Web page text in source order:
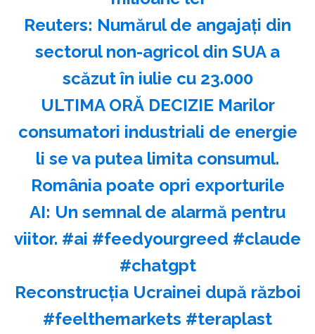
Reuters: Numărul de angajaţi din
sectorul non-agricol din SUA a
scăzut în iulie cu 23.000
ULTIMA ORĂ DECIZIE Marilor
consumatori industriali de energie
li se va putea limita consumul.
România poate opri exporturile
AI: Un semnal de alarmă pentru
viitor. #ai #feedyourgreed #claude
#chatgpt
Reconstrucția Ucrainei după război
#feelthemarkets #teraplast